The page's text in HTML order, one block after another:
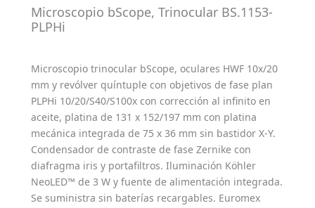
Microscopio bScope, Trinocular BS.1153-
PLPHi
Microscopio trinocular bScope, oculares HWF 10x/20
mm y revólver quíntuple con objetivos de fase plan
PLPHi 10/20/S40/S100x con corrección al infinito en
aceite, platina de 131 x 152/197 mm con platina
mecánica integrada de 75 x 36 mm sin bastidor X-Y.
Condensador de contraste de fase Zernike con
diafragma iris y portafiltros. Iluminación Köhler
NeoLED™ de 3 W y fuente de alimentación integrada.
Se suministra sin baterías recargables. Euromex